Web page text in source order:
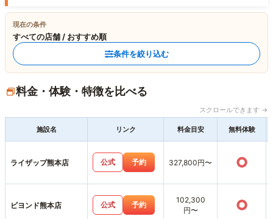
現在の条件
すべての店舗 / おすすめ順
条件を絞り込む
料金・体験・特徴を比べる
スクロールできます →
施設名 リンク 料金目安 無料体験
ライザップ熊本店 公式 予約 327,800円〜 ○
ビヨンド熊本店 公式 予約
102,300
円〜
○